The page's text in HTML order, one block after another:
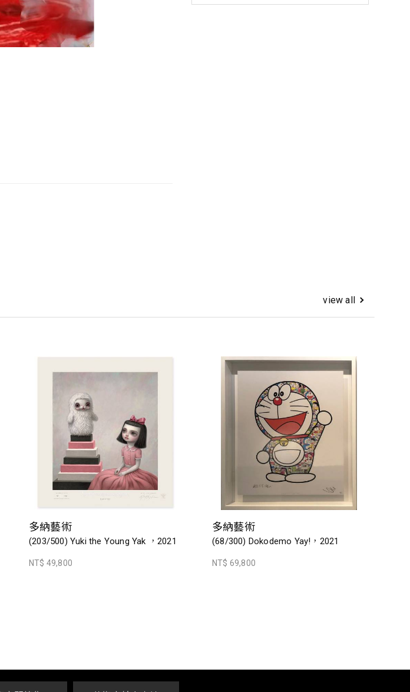
view all
多納藝術
(203/500) Yuki the Young Yak ，2021
NT$ 49,800
多納藝術
(68/300) Dokodemo Yay!，2021
NT$ 69,800